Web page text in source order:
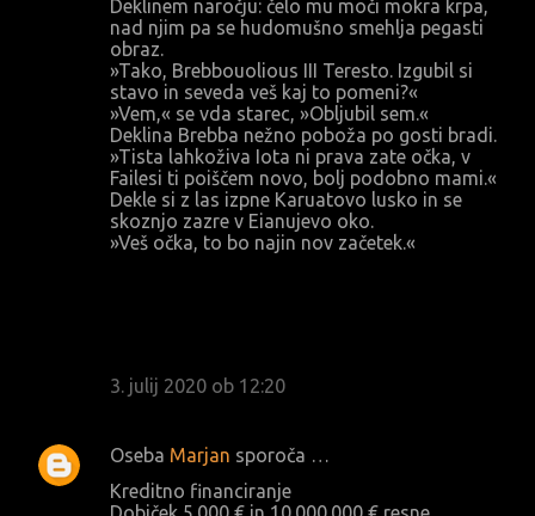
Deklinem naročju: čelo mu moči mokra krpa,
nad njim pa se hudomušno smehlja pegasti
obraz.
»Tako, Brebbouolious III Teresto. Izgubil si
stavo in seveda veš kaj to pomeni?«
»Vem,« se vda starec, »Obljubil sem.«
Deklina Brebba nežno poboža po gosti bradi.
»Tista lahkoživa Iota ni prava zate očka, v
Failesi ti poiščem novo, bolj podobno mami.«
Dekle si z las izpne Karuatovo lusko in se
skoznjo zazre v Eianujevo oko.
»Veš očka, to bo najin nov začetek.«
3. julij 2020 ob 12:20
Oseba Marjan sporoča …
Kreditno financiranje